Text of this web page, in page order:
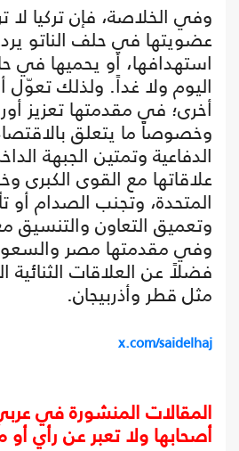
وفي الخلاصة، فإن تركيا لا
عضويتها في حلف الناتو
استهدافها، أو يحميها في
اليوم ولا غداً. ولذلك
أخرى؛ في مقدمتها تعزيز
وخصوصاً ما يتعلق
الدفاعية وتمتين الجبهة
علاقاتها مع القوى الكبرى
المتحدة، وتجنب الصدام أو
وتعميق التعاون والتنسيق
وفي مقدمتها مصر
فضلاً عن العلاقات الثنائية
مثل قطر وأذربيجان.
x.com/saidelhaj
أصحابها ولا تعبر عن رأي